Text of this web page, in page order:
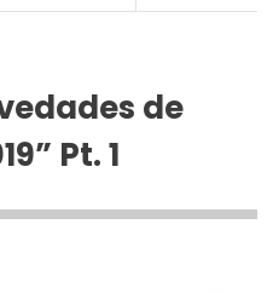
de
Pt. 1